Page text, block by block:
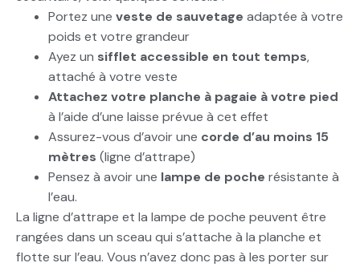
Portez une veste de sauvetage adaptée à votre
poids et votre grandeur
Ayez un sifflet accessible en tout temps,
attaché à votre veste
Attachez votre planche à pagaie à votre pied
à l’aide d’une laisse prévue à cet effet
Assurez-vous d’avoir une corde d’au moins 15
mètres (ligne d’attrape)
Pensez à avoir une lampe de poche résistante à
l’eau.
La ligne d’attrape et la lampe de poche peuvent être
rangées dans un sceau qui s’attache à la planche et
flotte sur l’eau. Vous n’avez donc pas à les porter sur